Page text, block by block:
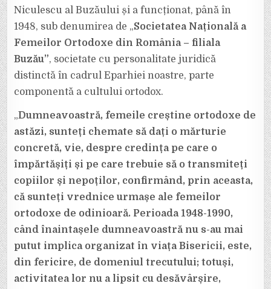
Niculescu al Buzăului și a funcționat, până în
1948, sub denumirea de „Societatea Națională a
Femeilor Ortodoxe din România – filiala
Buzău”, societate cu personalitate juridică
distinctă în cadrul Eparhiei noastre, parte
componentă a cultului ortodox.
„Dumneavoastră, femeile creștine ortodoxe de
astăzi, sunteți chemate să dați o mărturie
concretă, vie, despre credința pe care o
împărtășiți și pe care trebuie să o transmiteți
copiilor și nepoților, confirmând, prin aceasta,
că sunteți vrednice urmașe ale femeilor
ortodoxe de odinioară. Perioada 1948-1990,
când înaintașele dumneavoastră nu s-au mai
putut implica organizat în viața Bisericii, este,
din fericire, de domeniul trecutului; totuși,
activitatea lor nu a lipsit cu desăvârșire,